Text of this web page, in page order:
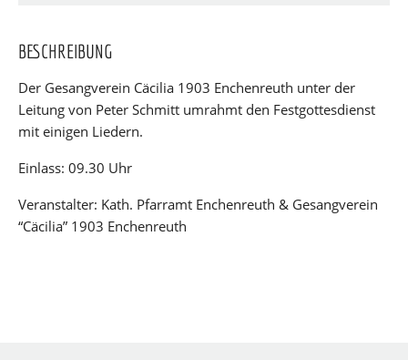
BESCHREIBUNG
Der Gesangverein Cäcilia 1903 Enchenreuth unter der
Leitung von Peter Schmitt umrahmt den Festgottesdienst
mit einigen Liedern.
Einlass: 09.30 Uhr
Veranstalter: Kath. Pfarramt Enchenreuth & Gesangverein
“Cäcilia” 1903 Enchenreuth